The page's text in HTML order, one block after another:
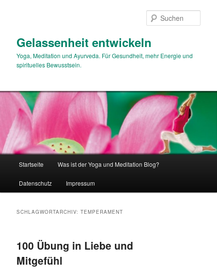
Gelassenheit entwickeln
Yoga, Meditation und Ayurveda. Für Gesundheit, mehr Energie und
spirituelles Bewusstsein.
Startseite Was ist der Yoga und Meditation Blog?
Datenschutz Impressum
SCHLAGWORTARCHIV:TEMPERAMENT
100 Übung in Liebe und
Mitgefühl